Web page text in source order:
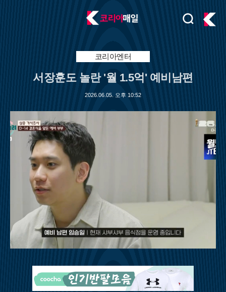
검
주
기
코리아엔터
서장훈도 놀란 '월 1.5억' 예비남편
2026.06.05. 오후 10:52